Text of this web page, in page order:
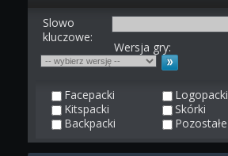
Slowo
kluczowe:
Wersja gry:
Facepacki
Logopacki
Kitspacki
Skórki
Backpacki
Pozostałe